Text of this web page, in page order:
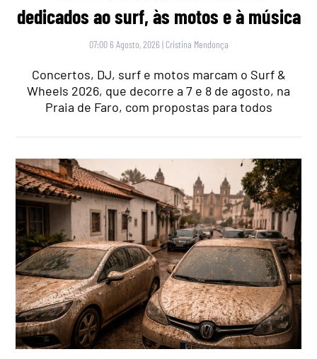
dedicados ao surf, às motos e à música
07:00 6 Agosto, 2026 | Cristina Mendonça
Concertos, DJ, surf e motos marcam o Surf &
Wheels 2026, que decorre a 7 e 8 de agosto, na
Praia de Faro, com propostas para todos